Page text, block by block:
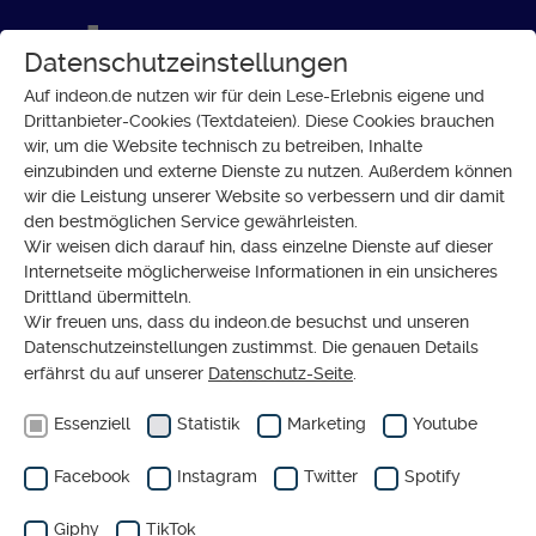
GESELLSCHAFT
Eine Kirche als Zuhause
Datenschutzeinstellungen
Auf indeon.de nutzen wir für dein Lese-Erlebnis eigene und
Drittanbieter-Cookies (Textdateien). Diese Cookies brauchen
wir, um die Website technisch zu betreiben, Inhalte
einzubinden und externe Dienste zu nutzen. Außerdem können
wir die Leistung unserer Website so verbessern und dir damit
den bestmöglichen Service gewährleisten.
Wir weisen dich darauf hin, dass einzelne Dienste auf dieser
Internetseite möglicherweise Informationen in ein unsicheres
Drittland übermitteln.
Wir freuen uns, dass du indeon.de besuchst und unseren
Datenschutzeinstellungen zustimmst. Die genauen Details
erfährst du auf unserer Datenschutz-Seite
Essenziell Statistik Marketing Youtube
Facebook Instagram Twitter Spotify
Giphy TikTok